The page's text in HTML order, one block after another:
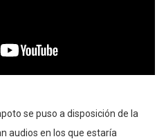
se puso a disposición de la
audios en los que estaría